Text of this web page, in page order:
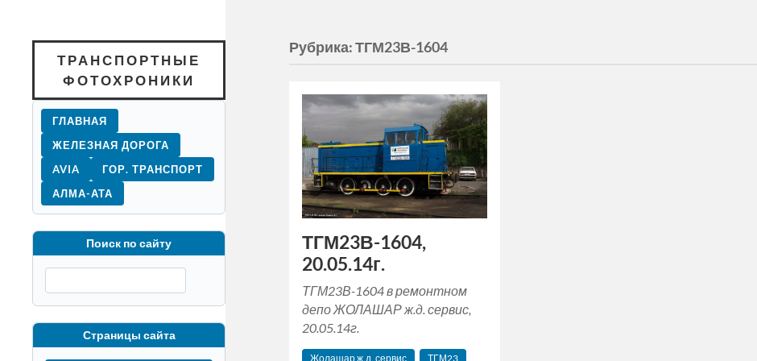
ТРАНСПОРТНЫЕ
ФОТОХРОНИКИ
ГЛАВНАЯ
ЖЕЛЕЗНАЯ ДОРОГА
AVIA
ГОР. ТРАНСПОРТ
АЛМА-АТА
Поиск по сайту
Страницы сайта
Рубрика:ТГМ23В-1604
ТГМ23В-1604,
20.05.14г.
ТГМ23В-1604 в ремонтном
депо ЖОЛАШАР ж.д. сервис,
20.05.14г.
Жолашар ж.д. сервис
ТГМ23